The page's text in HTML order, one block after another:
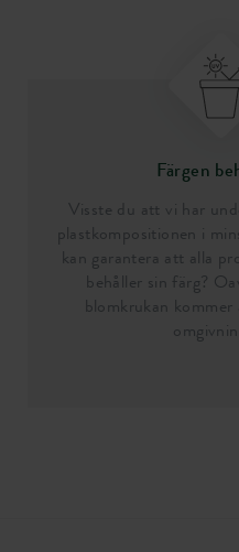
Färgen
Visste du att vi har
plastkompositionen i
kan garantera att alla
behåller sin färg?
blomkrukan